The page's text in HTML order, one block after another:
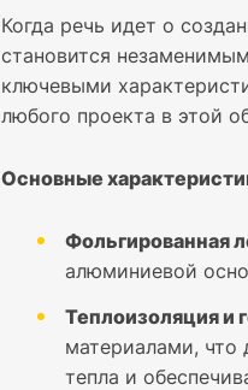
Когда речь идет о
становится
ключевыми
любого проекта в этой
Основные
Фольгированная
алюминиевой
Теплоизоляция и
материалами, что
тепла и